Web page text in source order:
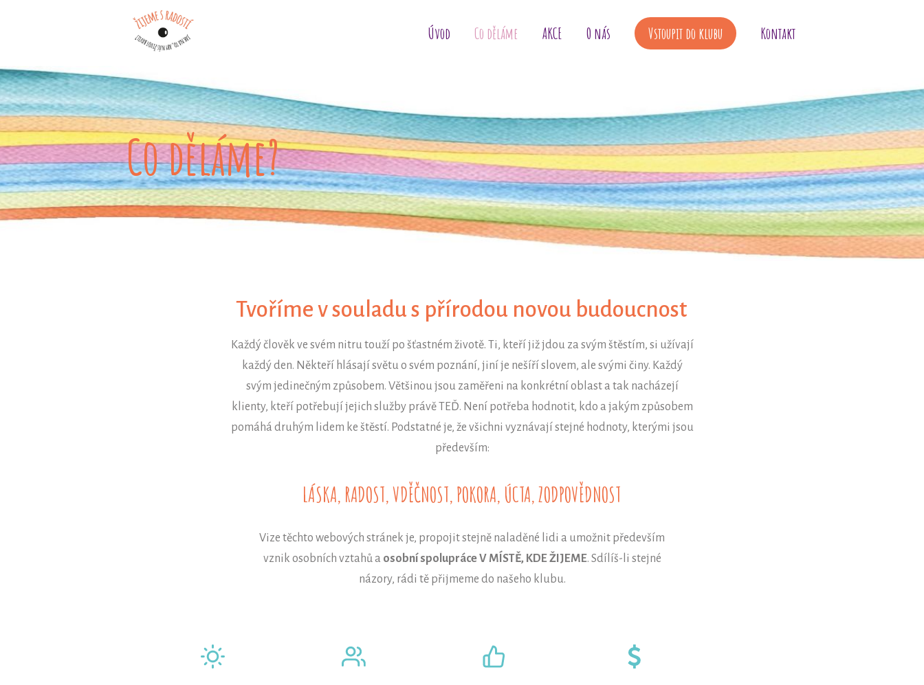
Úvod Co děláme AKCE O nás Vstoupit do klubu Kontakt
Co děláme?
Tvoříme v souladu s přírodou novou budoucnost
Každý člověk ve svém nitru touží po šťastném životě. Ti, kteří již jdou za svým štěstím, si užívají
každý den. Někteří hlásají světu o svém poznání, jiní je nešíří slovem, ale svými činy. Každý
svým jedinečným způsobem. Většinou jsou zaměřeni na konkrétní oblast a tak nacházejí
klienty, kteří potřebují jejich služby právě TEĎ. Není potřeba hodnotit, kdo a jakým způsobem
pomáhá druhým lidem ke štěstí. Podstatné je, že všichni vyznávají stejné hodnoty, kterými jsou
především:
LÁSKA, RADOST, VDĚČNOST, POKORA, ÚCTA, ZODPOVĚDNOST
Vize těchto webových stránek je, propojit stejně naladěné lidi a umožnit především
vznik osobních vztahů a osobní spolupráce V MÍSTĚ, KDE ŽIJEME. Sdílíš-li stejné
názory, rádi tě přijmeme do našeho klubu.